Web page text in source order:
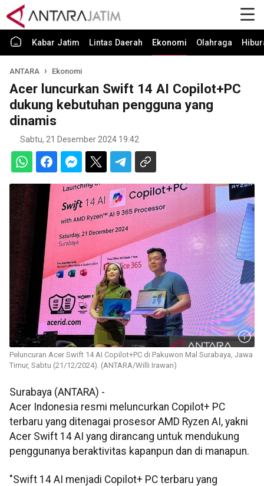
Kabar Jatim Lintas Daerah Ekonomi Olahraga
ANTARA Ekonomi
Acer luncurkan Swift 14 AI Copilot+PC
dukung kebutuhan pengguna yang
dinamis
Sabtu, 21 Desember 2024 19:42
Peluncuran Acer Swift 14 AI Copilot+PC di Pakuwon Mal Surabaya, Jawa
Timur, Sabtu (21/12/2024). (ANTARA/Willi Irawan)
Surabaya (ANTARA) -
Acer Indonesia resmi meluncurkan Copilot+ PC
terbaru yang ditenagai prosesor AMD Ryzen AI, yakni
Acer Swift 14 AI yang dirancang untuk mendukung
penggunanya beraktivitas kapanpun dan di manapun.
"Swift 14 AI menjadi Copilot+ PC terbaru yang